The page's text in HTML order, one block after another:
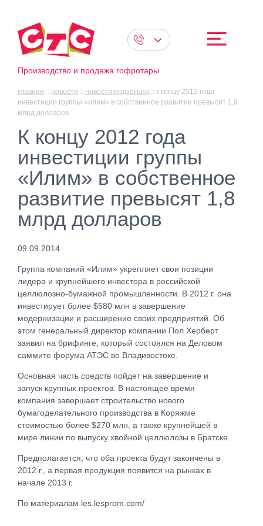
Производство и продажа гофротары
главная :: новости :: новости индустрии :: к концу 2012 года
инвестиции группы «илим» в собственное развитие превысят 1,8
млрд долларов
К концу 2012 года
инвестиции группы
«Илим» в собственное
развитие превысят 1,8
млрд долларов
09.09.2014
Группа компаний «Илим» укрепляет свои позиции
лидера и крупнейшего инвестора в российской
целлюлозно-бумажной промышленности. В 2012 г. она
инвестирует более $580 млн в завершение
модернизации и расширение своих предприятий. Об
этом генеральный директор компании Пол Херберт
заявил на брифинге, который состоялся на Деловом
саммите форума АТЭС во Владивостоке.
Основная часть средств пойдет на завершение и
запуск крупных проектов. В настоящее время
компания завершает строительство нового
бумагоделательного производства в Коряжме
стоимостью более $270 млн, а также крупнейшей в
мире линии по выпуску хвойной целлюлозы в Братске.
Предполагается, что оба проекта будут закончены в
2012 г., а первая продукция появится на рынках в
начале 2013 г.
По материалам les.lesprom.com/